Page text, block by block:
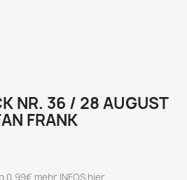
NR. 36 / 28 AUGUST
FRANK
0,99€ mehr INFOS hier